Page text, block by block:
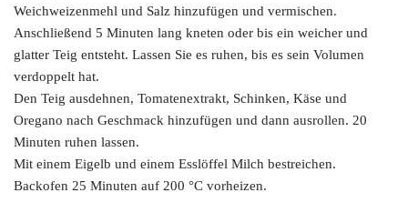
Weichweizenmehl und Salz hinzufügen und vermischen.
Anschließend 5 Minuten lang kneten oder bis ein weicher und
glatter Teig entsteht. Lassen Sie es ruhen, bis es sein Volumen
verdoppelt hat.
Den Teig ausdehnen, Tomatenextrakt, Schinken, Käse und
Oregano nach Geschmack hinzufügen und dann ausrollen. 20
Minuten ruhen lassen.
Mit einem Eigelb und einem Esslöffel Milch bestreichen.
Backofen 25 Minuten auf 200 °C vorheizen.